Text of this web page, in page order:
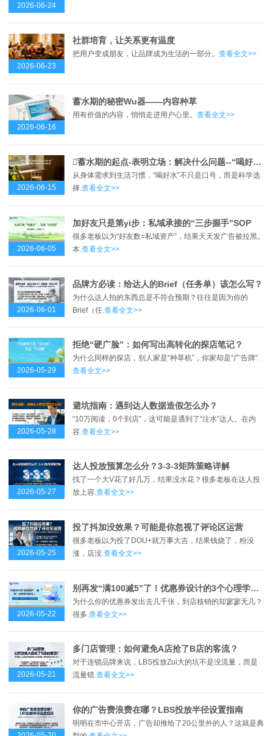
2026-06-24
2026-06-23
社群培育，让关系更有温度
把用户变成朋友，让品牌成为生活的一部分。 查看全文>>
2026-06-16
蓄水期的秘密Wu器——内容种草
用有价值的内容，悄悄走进用户心里。 查看全文>>
2026-06-15
蓄水期的起点-表明立场：解决什么问题--“喝好水”是健康的起点？
从身体需求到生活习惯，“喝好水”不只是口号，而是科学选
择.查看全文>>
2026-06-05
加好友只是第yi步：私域承接的“三步握手”SOP
很多老板以为“好友数=私域资产”，结果天天发广告被拉黑。
本.查看全文>>
2026-06-01
品牌方必读：给达人的Brief（任务单）该怎么写？
为什么达人拍的东西总是不符合预期？往往是因为你的
Brief（任. 查看全文>>
2026-05-29
拒绝“硬广脸”：如何写出高转化的探店笔记？
为什么同样的探店，别人家是“种草机”，你家却是“广告牌”.
查看全文>>
2026-05-28
避坑指南：遇到达人数据造假怎么办？
“10万阅读，0个到店”，这可能是遇到了“注水”达人。在内
容. 查看全文>>
2026-05-27
达人投放预算怎么分？3-3-3矩阵策略详解
找了一个大V花了好几万，结果没水花？很多老板在达人投
放上容.查看全文>>
2026-05-25
投了抖加没效果？可能是你忽视了评论区运营
很多老板以为投了DOU+就万事大吉，结果钱烧了，粉没
涨，店没.查看全文>>
2026-05-22
别再发“满100减5”了！优惠券设计的3个心理学误区
为什么你的优惠券发出去几千张，到店核销的却寥寥无几？
很多. 查看全文>>
2026-05-21
多门店管理：如何避免A店抢了B店的客流？
对于连锁品牌来说，LBS投放Zui大的坑不是没流量，而是
流量错.查看全文>>
你的广告费浪费在哪？LBS投放半径设置指南
明明在市中心开店，广告却推给了20公里外的人？这就是典